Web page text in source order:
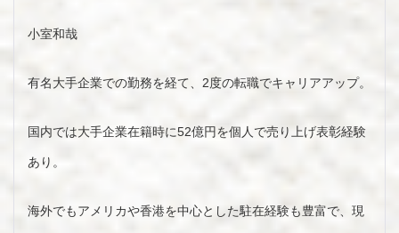
小室和哉
有名大手企業での勤務を経て、2度の転職でキャリアアップ。
国内では大手企業在籍時に52億円を個人で売り上げ表彰経験
あり。
海外でもアメリカや香港を中心とした駐在経験も豊富で、現